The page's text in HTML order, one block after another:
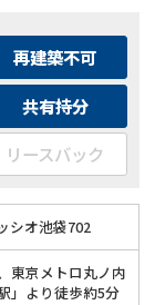
再建築不可
共有持分
リースバック
シオ池袋702
東京メトロ丸ノ内
」より徒歩約5分